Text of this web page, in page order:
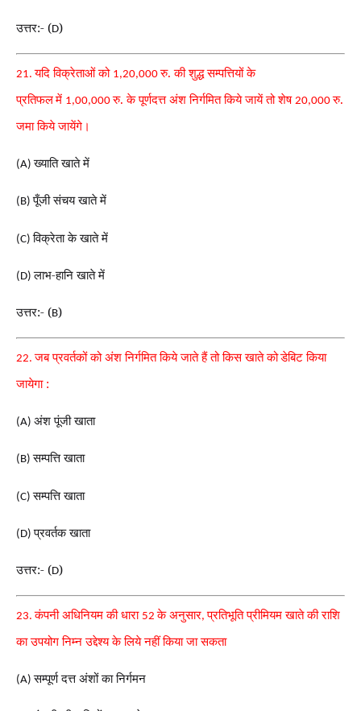
उत्तर:- (D)
21.यदि विक्रेताओं को 1,20,000रु. की शुद्ध सम्पत्तियों के
प्रतिफलमें 1,00,000रु. के पूर्णदत्त अंश निर्गमित किये जायें तो शेष 20,000रु.
जमा किये जायेंगे।
(A)ख्याति खाते में
(B)पूँजी संचय खाते में
(C)विक्रेता के खाते में
(D)लाभ-हानि खाते में
उत्तर:- (B)
22.जब प्रवर्तकों को अंश निर्गमित किये जाते हैं तो किस खाते कोडेबिट किया
जायेगा :
(A) अंश पूंजी खाता
(B)सम्पत्ति खाता
(C)सम्पत्ति खाता
(D)प्रवर्तक खाता
उत्तर:- (D)
23.कंपनी अधिनियम की धारा 52के अनुसार,प्रतिभूति प्रीमियम खाते की राशि
का उपयोग निम्न उद्देश्य के लिये नहीं किया जा सकता
(A)सम्पूर्ण दत्त अंशों का निर्गमन